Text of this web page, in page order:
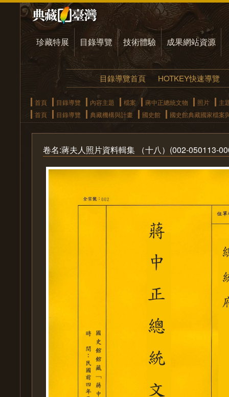
珍藏特展 目錄導覽 技術體驗 成果網站資源
目錄導覽首頁 HOTKEY快速導覽
首頁 目錄導覽 內容主題 檔案 蔣中正總統文物 照片
主
首頁
目錄導覽 典藏機構與計畫 國史館 國史館典藏國家檔案
卷名:蔣夫人照片資料輯集 （十八）(002-050113-